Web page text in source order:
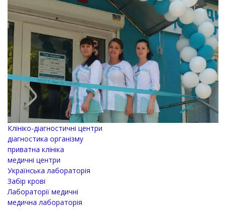
Клініко-діагностичні центри
діагностика організму
приватна клініка
медичні центри
Українська лабораторія
Забір крові
Лабораторії медичні
медична лабораторія